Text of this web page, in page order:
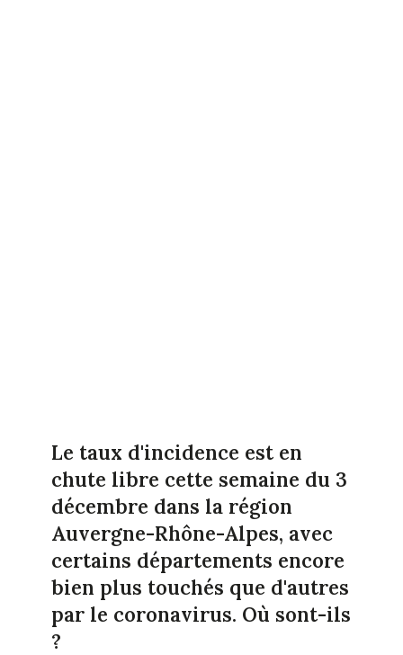
Le taux d'incidence est en
chute libre cette semaine du 3
décembre dans la région
Auvergne-Rhône-Alpes, avec
certains départements encore
bien plus touchés que d'autres
par le coronavirus. Où sont-ils
?